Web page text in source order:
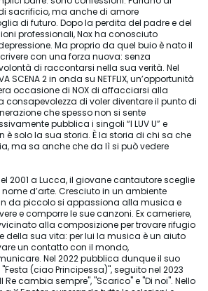
sacrificio, ma anche di amore
di futuro. Dopo la perdita del padre e del
professionali, Nox ha conosciuto
Ma proprio da quel buio è nato il
con una forza nuova: senza
di raccontarsi nella sua verità. Nel
SCENA 2 in onda su NETFLIX, un’opportunità
occasione di NOX di affacciarsi alla
di voler diventare il punto di
che spesso non si sente
pubblica i singoli “I LUV U” e
è solo la sua storia. È la storia di chi sa che
ma sa anche che da lì si può vedere
2001 a Lucca, il giovane cantautore sceglie
d’arte. Cresciuto in un ambiente
da piccolo si appassiona alla musica e
e comporre le sue canzoni. Ex cameriere,
alla composizione per trovare rifugio
della sua vita: per lui la musica è un aiuto
un contatto con il mondo,
Nel 2022 pubblica dunque il suo
(ciao Principessa)", seguito nel 2023
cambia sempre", "Scarico" e "Di noi". Nello